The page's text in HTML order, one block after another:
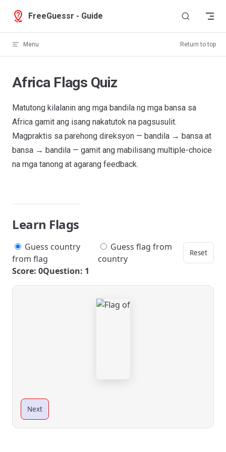
Skip to content
FreeGuessr - Guide
Menu Return to top
Africa Flags Quiz
Matutong kilalanin ang mga bandila ng mga bansa sa
Africa gamit ang isang nakatutok na pagsusulit.
Magpraktis sa parehong direksyon — bandila → bansa at
bansa → bandila — gamit ang mabilisang multiple-choice
na mga tanong at agarang feedback.
Learn Flags
Guess country
from flag
Guess flag from
country
Reset
Score: 0Question: 1
Next